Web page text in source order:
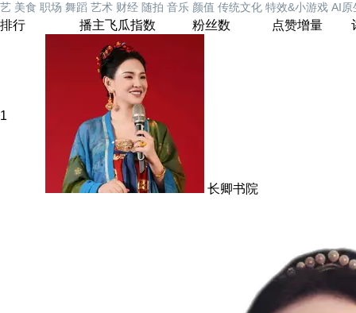
艺 美食 职场 舞蹈 艺术 财经 随拍 音乐 颜值 传统文化 特效&小游戏 AI原
排行 播主飞瓜指数 粉丝数 点赞增量
1
长卿书院